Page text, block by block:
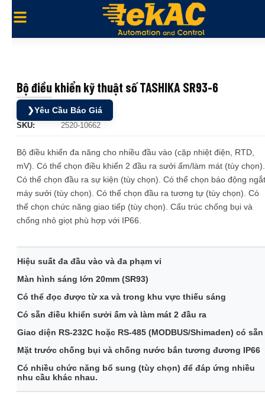
Bộ điều khiển kỹ thuật số TASHIKA SR93-6
❯Yêu Cầu Báo Giá
SKU: 2520-10662
Bộ điều khiển đa năng cho nhiều đầu vào (cặp nhiệt điện, RTD,
mV). Có thể chọn điều khiển 2 đầu ra sưởi ấm/làm mát (tùy chọn).
Có thể chọn đầu ra sự kiện (tùy chọn). Có thể chọn báo động ngắt
máy sưởi (tùy chọn). Có thể chọn đầu ra tương tự (tùy chọn). Có
thể chọn chức năng giao tiếp (tùy chọn). Cấu trúc chống bụi và
chống nhỏ giọt phù hợp với IP66.
Hiệu suất đa đầu vào và đa phạm vi
Màn hình sáng lớn 20mm (SR93)
Có thể đọc được từ xa và trong khu vực thiếu sáng
Có sẵn điều khiển sưởi ấm và làm mát 2 đầu ra
Giao diện RS-232C hoặc RS-485 (MODBUS/Shimaden) có sẵn
Mặt trước chống bụi và chống nước bắn tương đương IP66
Có nhiều chức năng bổ sung (tùy chọn) để đáp ứng nhiều
nhu cầu khác nhau.